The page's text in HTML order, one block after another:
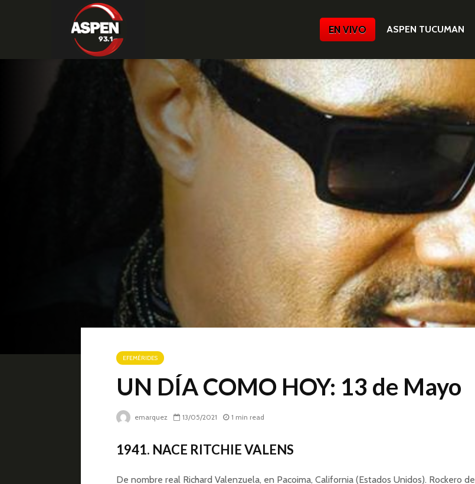
EN VIVO ASPEN TUCUMAN
EFEMÉRIDES
UN DÍA COMO HOY: 13 de Mayo
emarquez 13/05/2021 1 min read
1941. NACE RITCHIE VALENS
De nombre real Richard Valenzuela, en Pacoima, California (Estados Unidos). Rockero de